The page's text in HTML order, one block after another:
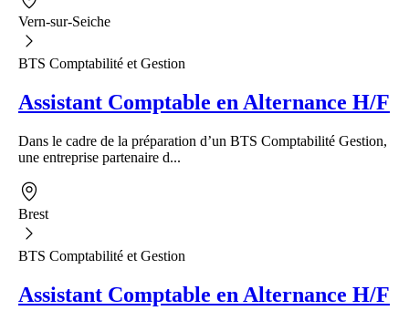
Vern-sur-Seiche
BTS Comptabilité et Gestion
Assistant Comptable en Alternance H/F
Dans le cadre de la préparation d’un BTS Comptabilité Gestion,
une entreprise partenaire d...
Brest
BTS Comptabilité et Gestion
Assistant Comptable en Alternance H/F